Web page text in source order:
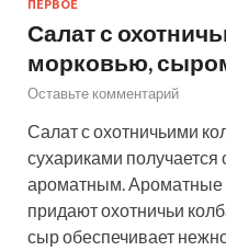
ПЕРВОЕ
Салат с
морковью,
Оставьте комментарий
Салат с охотничьими
сухариками
ароматным. Ароматные
придают охотничьи
сыр обеспечивает